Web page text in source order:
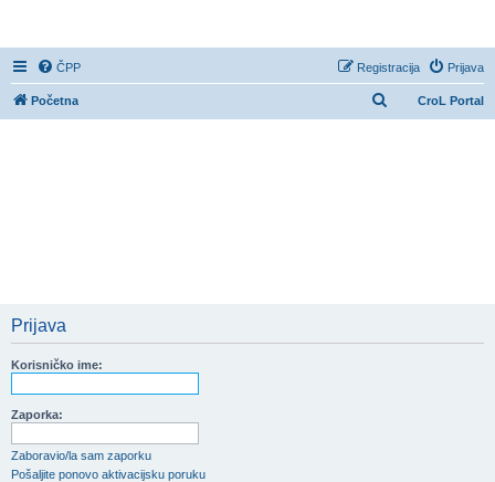
ČPP Prijava
Registracija
CroL Portal
Početna
Prijava
Korisničko ime:
Zaporka:
Zaboravio/la sam zaporku
Pošaljite ponovo aktivacijsku poruku